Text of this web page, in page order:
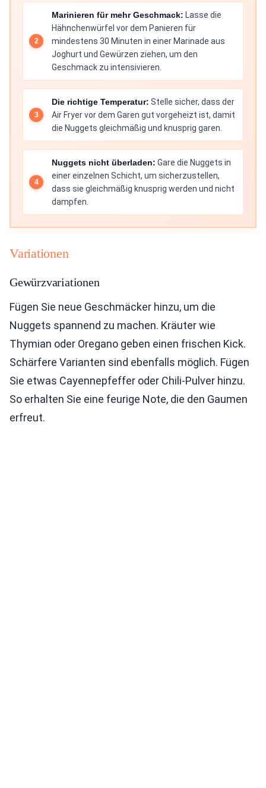
Marinieren für mehr Geschmack: Lasse die
Hähnchenwürfel vor dem Panieren für
mindestens 30 Minuten in einer Marinade aus
Joghurt und Gewürzen ziehen, um den
Geschmack zu intensivieren.
Die richtige Temperatur: Stelle sicher, dass der
Air Fryer vor dem Garen gut vorgeheizt ist, damit
die Nuggets gleichmäßig und knusprig garen.
Nuggets nicht überladen: Gare die Nuggets in
einer einzelnen Schicht, um sicherzustellen,
dass sie gleichmäßig knusprig werden und nicht
dampfen.
Variationen
Gewürzvariationen
Fügen Sie neue Geschmäcker hinzu, um die
Nuggets spannend zu machen. Kräuter wie
Thymian oder Oregano geben einen frischen Kick.
Schärfere Varianten sind ebenfalls möglich. Fügen
Sie etwas Cayennepfeffer oder Chili-Pulver hinzu.
So erhalten Sie eine feurige Note, die den Gaumen
erfreut.